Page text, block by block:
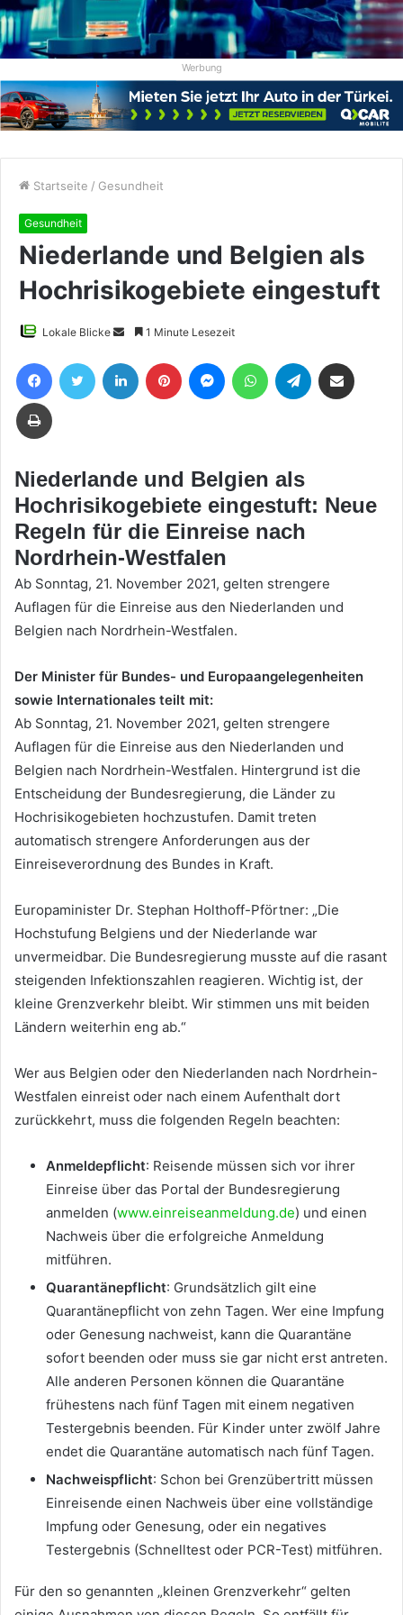
Werbung
Startseite / Gesundheit
Gesundheit
Niederlande und Belgien als
Hochrisikogebiete eingestuft
Lokale Blicke
Sende
eine
E-
1 Minute Lesezeit
FacebookTwitter LinkedIn Pinterest MessengerWhatsAppTelegram
Drucken
Niederlande und Belgien als
Hochrisikogebiete eingestuft: Neue
Regeln für die Einreise nach
Nordrhein-Westfalen
Ab Sonntag, 21. November 2021, gelten strengere
Auflagen für die Einreise aus den Niederlanden und
Belgien nach Nordrhein-Westfalen.
Der Minister für Bundes- und Europaangelegenheiten
sowie Internationales teilt mit:
Ab Sonntag, 21. November 2021, gelten strengere
Auflagen für die Einreise aus den Niederlanden und
Belgien nach Nordrhein-Westfalen. Hintergrund ist die
Entscheidung der Bundesregierung, die Länder zu
Hochrisikogebieten hochzustufen. Damit treten
automatisch strengere Anforderungen aus der
Einreiseverordnung des Bundes in Kraft.
Europaminister Dr. Stephan Holthoff-Pförtner: „Die
Hochstufung Belgiens und der Niederlande war
unvermeidbar. Die Bundesregierung musste auf die rasant
steigenden Infektionszahlen reagieren. Wichtig ist, der
kleine Grenzverkehr bleibt. Wir stimmen uns mit beiden
Ländern weiterhin eng ab.“
Wer aus Belgien oder den Niederlanden nach Nordrhein-
Westfalen einreist oder nach einem Aufenthalt dort
zurückkehrt, muss die folgenden Regeln beachten:
Anmeldepflicht: Reisende müssen sich vor ihrer
Einreise über das Portal der Bundesregierung
anmelden (www.einreiseanmeldung.de) und einen
Nachweis über die erfolgreiche Anmeldung
mitführen.
Quarantänepflicht: Grundsätzlich gilt eine
Quarantänepflicht von zehn Tagen. Wer eine Impfung
oder Genesung nachweist, kann die Quarantäne
sofort beenden oder muss sie gar nicht erst antreten.
Alle anderen Personen können die Quarantäne
frühestens nach fünf Tagen mit einem negativen
Testergebnis beenden. Für Kinder unter zwölf Jahre
endet die Quarantäne automatisch nach fünf Tagen.
Nachweispflicht: Schon bei Grenzübertritt müssen
Einreisende einen Nachweis über eine vollständige
Impfung oder Genesung, oder ein negatives
Testergebnis (Schnelltest oder PCR-Test) mitführen.
Für den so genannten „kleinen Grenzverkehr“ gelten